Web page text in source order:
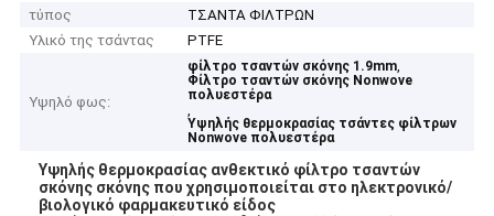
τύπος
ΤΣΑΝΤΑ ΦΙΛΤΡΩΝ
Υλικό της τσάντας
PTFE
Υψηλό φως:
φίλτρο τσαντών σκόνης 1.9mm,
Φίλτρο τσαντών σκόνης Nonwove
πολυεστέρα
,
Υψηλής θερμοκρασίας τσάντες φίλτρων
Nonwove πολυεστέρα
Υψηλής θερμοκρασίας ανθεκτικό φίλτρο τσαντών
σκόνης σκόνης που χρησιμοποιείται στο ηλεκτρονικό/
βιολογικό φαρμακευτικό είδος